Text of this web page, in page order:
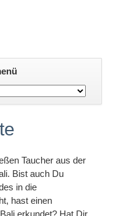
Taucher aus der
Bist auch Du
in die
hast einen